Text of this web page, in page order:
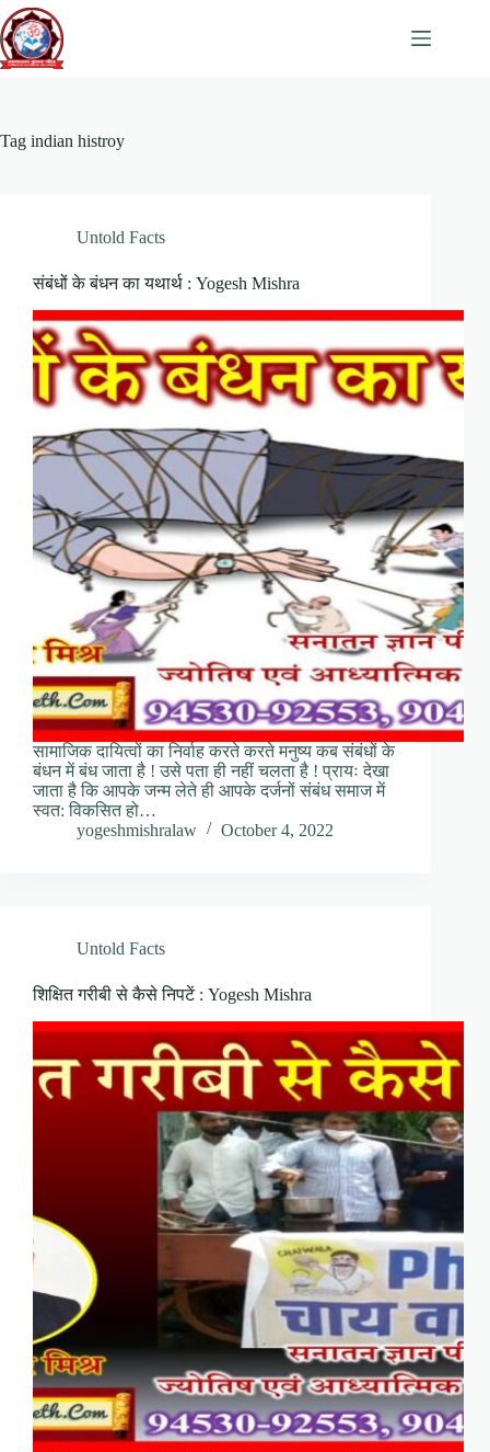
Skip
to
content
Tag indian histroy
Untold Facts
संबंधों के बंधन का यथार्थ : Yogesh Mishra
सामाजिक दायित्वों का निर्वाह करते करते मनुष्य कब संबंधों के
बंधन में बंध जाता है ! उसे पता ही नहीं चलता है ! प्रायः देखा
जाता है कि आपके जन्म लेते ही आपके दर्जनों संबंध समाज में
स्वत: विकसित हो…
yogeshmishralaw
October 4, 2022
Untold Facts
शिक्षित गरीबी से कैसे निपटें : Yogesh Mishra